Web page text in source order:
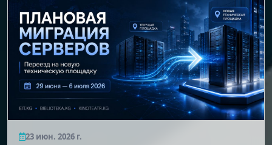
23 июн. 2026 г.